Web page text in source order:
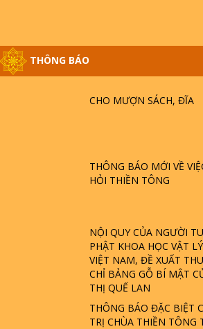
THÔNG BÁO
CHO MƯỢN SÁCH, ĐĨA
THÔNG BÁO MỚI VỀ
HỎI THIỀN TÔNG
NỘI QUY CỦA NGƯỜI
PHẬT KHOA HỌC VẬT
VIỆT NAM, ĐỀ XUẤT
CHỈ BẢNG GỖ BÍ MẬT
THỊ QUẾ LAN
THÔNG BÁO ĐẶC BIỆT
TRỊ CHÙA THIỀN TÔNG
GIẢI ĐÁP ĐẶC BIỆT P25 -
HỘI GÌ? TỬ VÌ ĐẠO
PHẬT GIỚI CÓ THỜI GIAN
TTTD
LÀ AI? QUỶ SA TĂNG? |
GIẢI ĐÁP THIỀN TÔNG
SAO TRÁI ĐẤT NHIỀU
- HỎA HOẠN | TTTD